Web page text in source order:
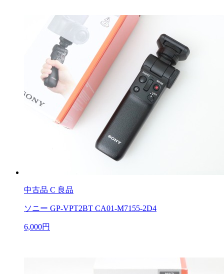
中古品 C 良品
ソニー GP-VPT2BT CA01-M7155-2D4
6,000円